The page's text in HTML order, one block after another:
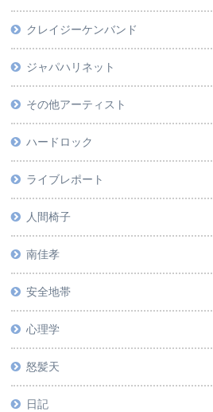
クレイジーケンバンド
ジャパハリネット
その他アーティスト
ハードロック
ライブレポート
人間椅子
南佳孝
安全地帯
心理学
怒髪天
日記